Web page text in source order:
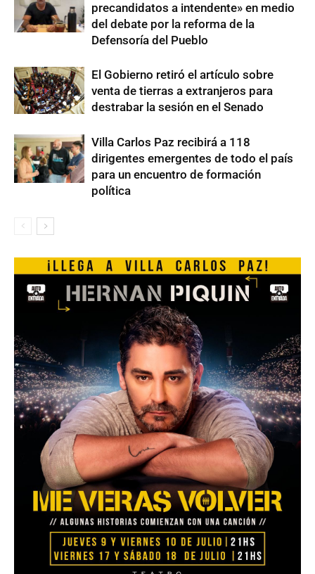
precandidatos a intendente» en medio
del debate por la reforma de la
Defensoría del Pueblo
El Gobierno retiró el artículo sobre
venta de tierras a extranjeros para
destrabar la sesión en el Senado
Villa Carlos Paz recibirá a 118
dirigentes emergentes de todo el país
para un encuentro de formación
política